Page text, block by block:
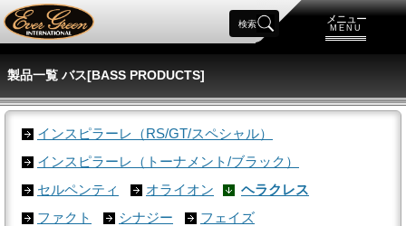
メニュー
MENU
検索
製品一覧 バス[BASS PRODUCTS]
インスピラーレ（RS/GT/スペシャル）
インスピラーレ（トーナメント/ブラック）
セルペンティ
オライオン
ヘラクレス
ファクト
シナジー
フェイズ